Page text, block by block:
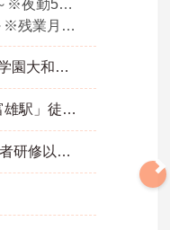
月収 22.2万円～※夜勤5回想定
年収 311万円～※残業月10時間、夜勤平均5回、各種手当・賞与を含んだ例です
奈良県 奈良市 学園大和町5-748-1
近鉄奈良線「富雄駅」徒歩12分
■介護職員初任者研修以上 ※無資格の方も応募可（資格支援制度あり）